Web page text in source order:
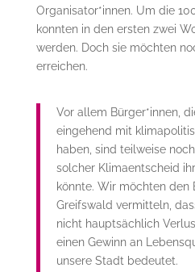
Organisator*innen. Um die
konnten in den ersten zwei
werden. Doch sie möchten
erreichen.
Vor allem Bürger*innen,
eingehend mit
haben, sind teilweise
solcher Klimaentscheid
könnte. Wir möchten den
Greifswald vermitteln,
nicht hauptsächlich
einen Gewinn an
unsere Stadt bedeutet.